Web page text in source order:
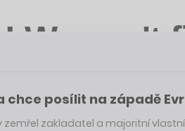
chce posílit na západě
zakladatel a majoritní